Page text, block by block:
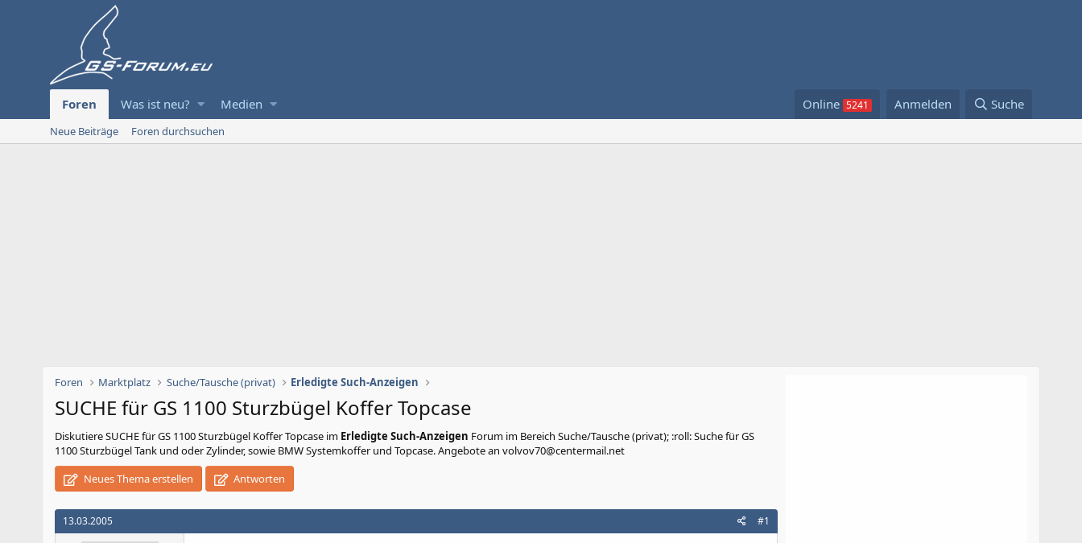
Foren Was ist neu? Medien Online Anmelden Suche
Neue Beiträge Foren durchsuchen
Foren Marktplatz Suche/Tausche (privat) Erledigte Such-Anzeigen
SUCHE für GS 1100 Sturzbügel Koffer Topcase
DiskutiereSUCHE für GS 1100 Sturzbügel Koffer Topcase im Erledigte Such-Anzeigen Forum im Bereich Suche/Tausche (privat); :roll: Suche für GS
1100 Sturzbügel Tank und oder Zylinder, sowie BMW Systemkoffer und Topcase. Angebote an volvov70@centermail.net
Neues Thema erstellen
Antworten
13.03.2005 #1